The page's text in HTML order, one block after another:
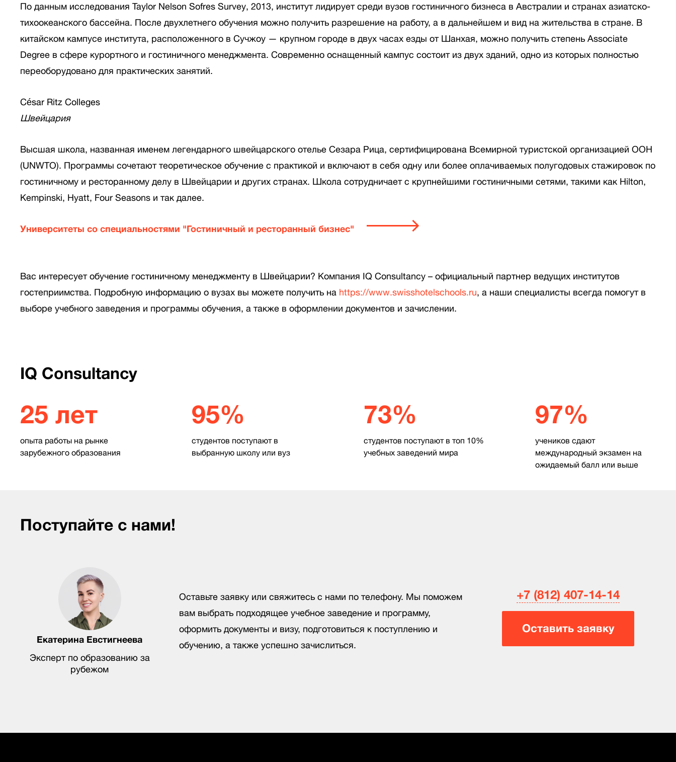
По данным исследования Taylor Nelson Sofres Survey, 2013, институт лидирует среди вузов гостиничного бизнеса в Австралии и странах азиатско-
тихоокеанского бассейна. После двухлетнего обучения можно получить разрешение на работу, а в дальнейшем и вид на жительства в стране. В
китайском кампусе института, расположенного в Сучжоу — крупном городе в двух часах езды от Шанхая, можно получить степень Associate
Degree в сфере курортного и гостиничного менеджмента. Современно оснащенный кампус состоит из двух зданий, одно из которых полностью
переоборудовано для практических занятий.
César Ritz Colleges
Швейцария
Высшая школа, названная именем легендарного швейцарского отелье Сезара Рица, сертифицирована Всемирной туристской организацией ООН
(UNWTO). Программы сочетают теоретическое обучение с практикой и включают в себя одну или более оплачиваемых полугодовых стажировок по
гостиничному и ресторанному делу в Швейцарии и других странах. Школа сотрудничает с крупнейшими гостиничными сетями, такими как Hilton,
Kempinski, Hyatt, Four Seasons и так далее.
Университеты со специальностями "Гостиничный и ресторанный бизнес"
Вас интересует обучение гостиничному менеджменту в Швейцарии? Компания IQ Consultancy – официальный партнер ведущих институтов
гостеприимства. Подробную информацию о вузах вы можете получить на https://www.swisshotelschools.ru, а наши специалисты всегда помогут в
выборе учебного заведения и программы обучения, а также в оформлении документов и зачислении.
IQ Consultancy
25 лет
опыта работы на рынке
зарубежного образования
95%
студентов поступают в
выбранную школу или вуз
73%
студентов поступают в топ 10%
учебных заведений мира
97%
учеников сдают
международный экзамен на
ожидаемый балл или выше
Поступайте с нами!
Екатерина Евстигнеева
Эксперт по образованию за
рубежом
Оставьте заявку или свяжитесь с нами по телефону. Мы поможем
вам выбрать подходящее учебное заведение и программу,
оформить документы и визу, подготовиться к поступлению и
обучению, а также успешно зачислиться.
+7 (812) 407-14-14
Оставить заявку